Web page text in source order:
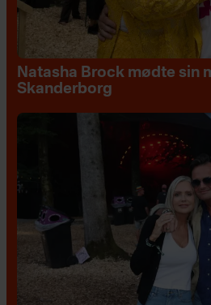
Natasha Brock mødte sin
Skanderborg